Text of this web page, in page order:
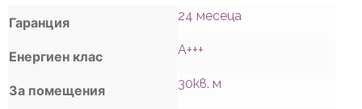
Гаранция 24 месеца
Енергиен клас A+++
За помещения 30кв. м